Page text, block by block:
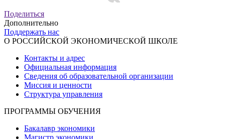
Поделиться
Дополнительно
Поддержать нас
О РОССИЙСКОЙ ЭКОНОМИЧЕСКОЙ ШКОЛЕ
Контакты и адрес
Официальная информация
Сведения об образовательной организации
Миссия и ценности
Структура управления
ПРОГРАММЫ ОБУЧЕНИЯ
Бакалавр экономики
Магистр экономики